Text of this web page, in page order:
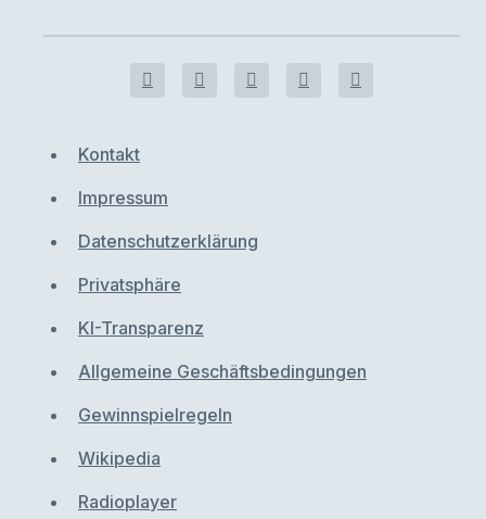
Kontakt
Impressum
Datenschutzerklärung
Privatsphäre
KI-Transparenz
Allgemeine Geschäftsbedingungen
Gewinnspielregeln
Wikipedia
Radioplayer